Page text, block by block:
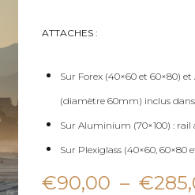
ATTACHES :
Sur Forex (40×60 et 60×80)
(diamètre 60mm) inclus
Sur Aluminium (70×100) :
Sur Plexiglass (40×60, 60×80
€90,00 – €